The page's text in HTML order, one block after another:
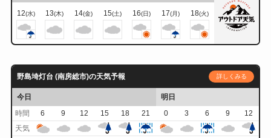
12(水) 13(木) 14(金) 15(土) 16(日) 17(月) 18(火)
野島埼灯台 (南房総市)の天気予報 詳しくみる
今日
明日
時間
6 9 12 15 18 21 0 3 6 9
12
天気